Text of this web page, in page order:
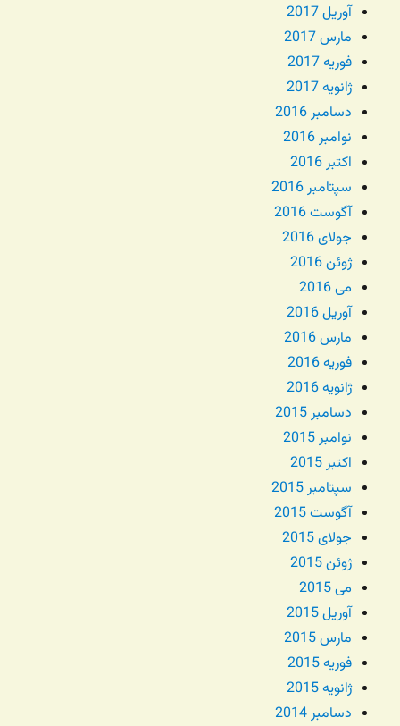
آوریل 2017
مارس 2017
فوریه 2017
ژانویه 2017
دسامبر 2016
نوامبر 2016
اکتبر 2016
سپتامبر 2016
آگوست 2016
جولای 2016
ژوئن 2016
می 2016
آوریل 2016
مارس 2016
فوریه 2016
ژانویه 2016
دسامبر 2015
نوامبر 2015
اکتبر 2015
سپتامبر 2015
آگوست 2015
جولای 2015
ژوئن 2015
می 2015
آوریل 2015
مارس 2015
فوریه 2015
ژانویه 2015
دسامبر 2014